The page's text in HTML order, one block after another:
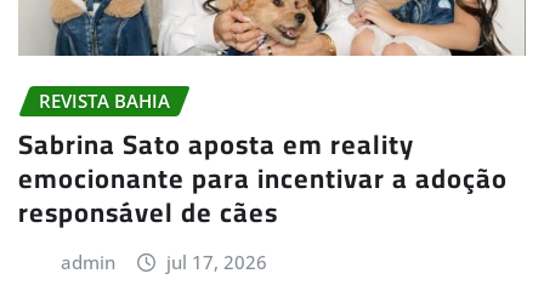
REVISTA BAHIA
Sabrina Sato aposta em reality
emocionante para incentivar a adoção
responsável de cães
admin jul 17, 2026